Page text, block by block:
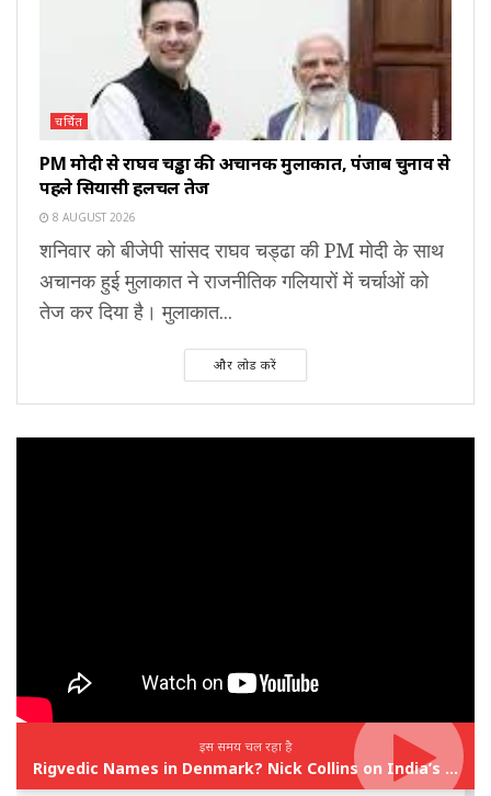
चर्चित
PM मोदी से राघव चड्ढा की अचानक मुलाकात, पंजाब चुनाव से
पहले सियासी हलचल तेज
8 AUGUST 2026
शनिवार को बीजेपी सांसद राघव चड्ढा की PM मोदी के साथ
अचानक हुई मुलाकात ने राजनीतिक गलियारों में चर्चाओं को
तेज कर दिया है। मुलाकात...
और लोड करें
इस समय चल रहा है
Rigvedic Names in Denmark? Nick Collins on India’s Forgotten Links With Europe